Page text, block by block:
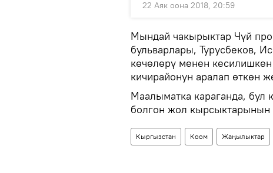
22 Аяк оона 2018, 20:59
Мындай чакырыктар Чүй
бульварлары, Турусбеков,
көчөлөрү менен
кичирайонун аралап өткөн
Маалыматка караганда,
болгон жол кырсыктарынын
Кыргызстан Коом Жаңылыктар